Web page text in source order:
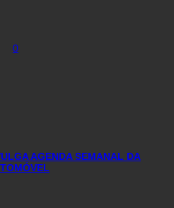
0
AGENDA SEMANAL DA